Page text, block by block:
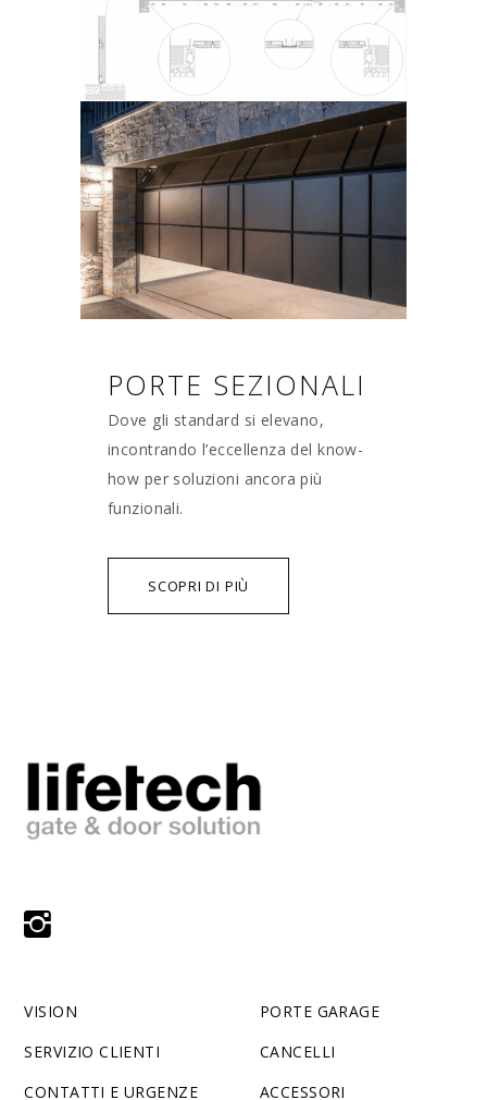
PORTE SEZIONALI
Dove gli standard si elevano,
incontrando l’eccellenza del know-
how per soluzioni ancora più
funzionali.
SCOPRI DI PIÙ
VISION
SERVIZIO CLIENTI
CONTATTI E URGENZE
PORTE GARAGE
CANCELLI
ACCESSORI